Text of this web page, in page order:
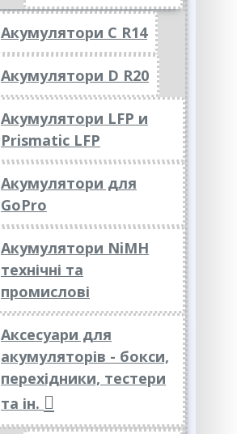
Акумулятори C R14
Акумулятори D R20
Акумулятори LFP и
Prismatic LFP
Акумулятори для
GoPro
Акумулятори NiMH
технічні та
промислові
Аксесуари для
акумуляторів - бокси,
перехідники, тестери
та ін.